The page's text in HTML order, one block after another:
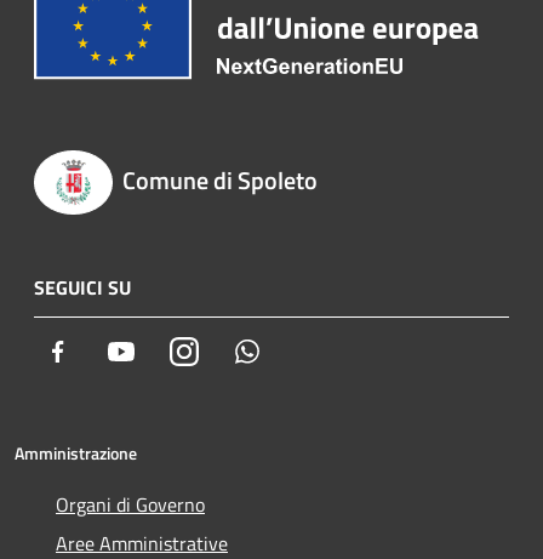
Comune di Spoleto
SEGUICI SU
Facebook YoutubeInstagram
Amministrazione
Organi di Governo
Aree Amministrative